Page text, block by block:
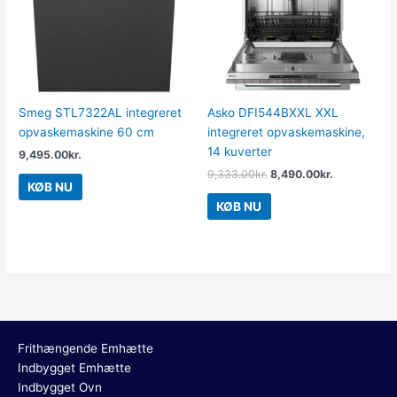
Smeg STL7322AL integreret
opvaskemaskine 60 cm
9,495.00kr.
KØB NU
Asko DFI544BXXL XXL
integreret opvaskemaskine,
14 kuverter
9,333.00kr. 8,490.00kr.
KØB NU
Frithængende Emhætte
Indbygget Emhætte
Indbygget Ovn